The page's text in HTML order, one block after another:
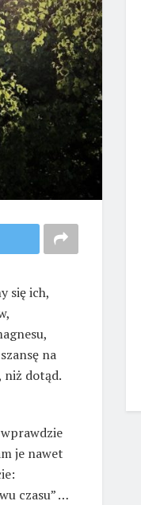
się ich,
na
niż dotąd.
je nawet
czasu” …